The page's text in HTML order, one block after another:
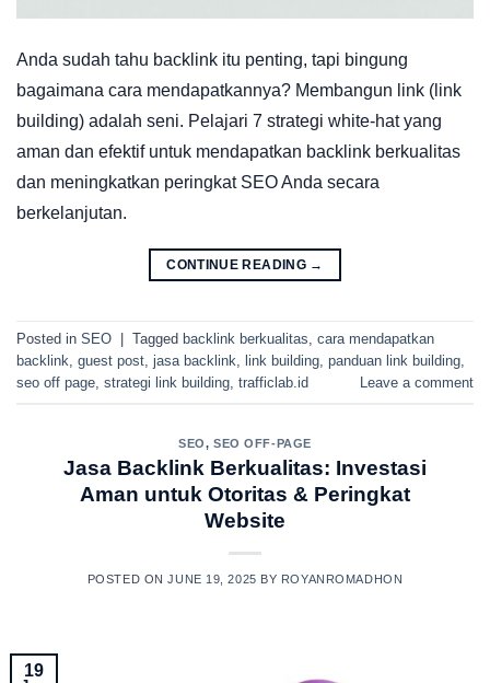
Anda sudah tahu backlink itu penting, tapi bingung
bagaimana cara mendapatkannya? Membangun link (link
building) adalah seni. Pelajari 7 strategi white-hat yang
aman dan efektif untuk mendapatkan backlink berkualitas
dan meningkatkan peringkat SEO Anda secara
berkelanjutan.
CONTINUE READING →
Posted in SEO Tagged backlink berkualitas cara mendapatkan
backlink guest post jasa backlink link building panduan link building
seo off page strategi link building trafficlab.id Leave a comment
SEO,SEO OFF-PAGE
Jasa Backlink Berkualitas: Investasi
Aman untuk Otoritas & Peringkat
Website
POSTED ONJUNE 19, 2025 BY ROYANROMADHON
19